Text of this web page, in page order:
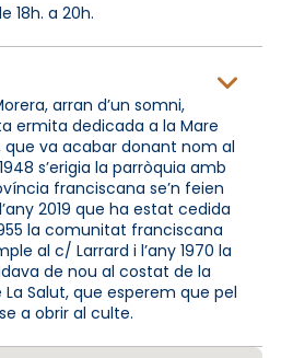
18h. a 20h.
arran d’un somni,
ermita dedicada a la Mare
que va acabar donant nom al
s’erigia la parròquia amb
franciscana se’n feien
2019 que ha estat cedida
la comunitat franciscana
al c/ Larrard i l’any 1970 la
de nou al costat de la
Salut, que esperem que pel
a obrir al culte.